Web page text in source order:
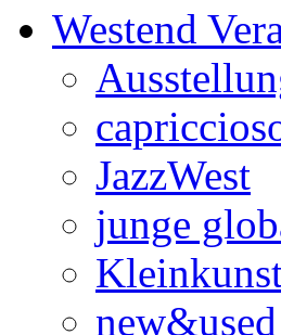
Westend
JazzWest
junge
new&used